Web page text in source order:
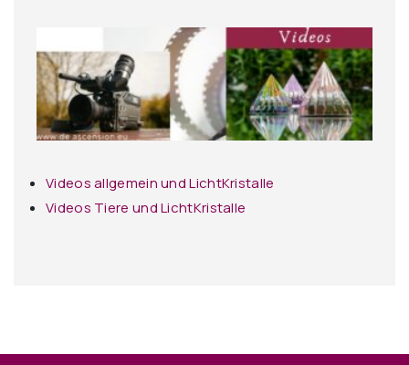
Videos allgemein und LichtKristalle
Videos Tiere und LichtKristalle